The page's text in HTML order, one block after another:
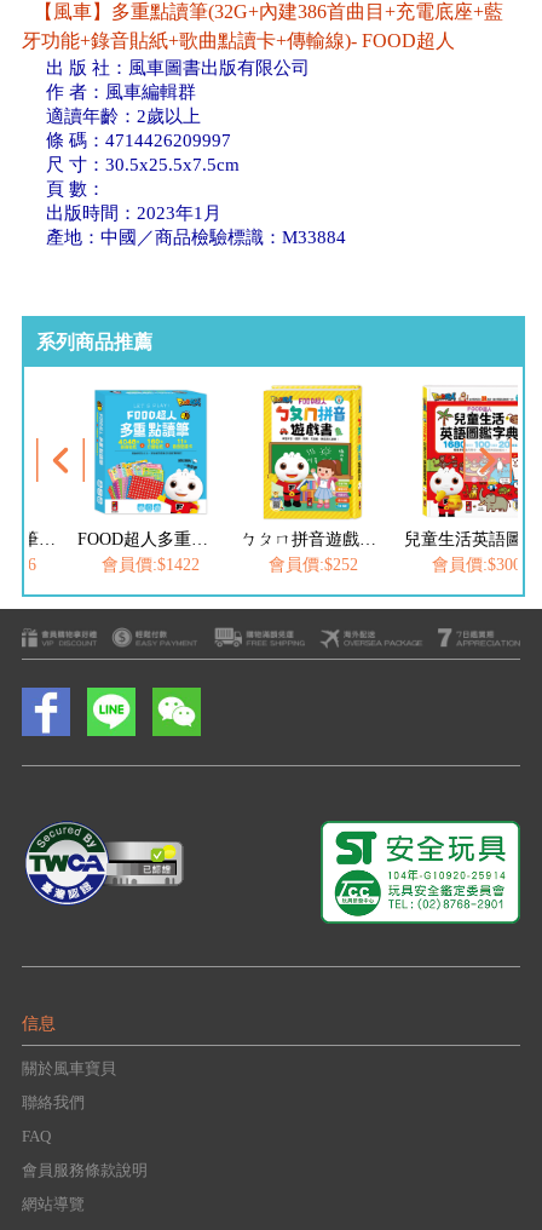
【風車】多重點讀筆(32G+內建386首曲目+充電底座+藍
牙功能+錄音貼紙+歌曲點讀卡+傳輸線)- FOOD超人
出 版 社：風車圖書出版有限公司
作 者：風車編輯群
適讀年齡：2歲以上
條 碼：4714426209997
尺 寸：30.5x25.5x7.5cm
頁 數：
出版時間：2023年1月
產地：中國／商品檢驗標識：M33884
系列商品推薦
FOOD超人多重點讀筆配件（錄音貼紙+歌曲點讀卡）
會員價:$252
會員價:$300
會員價:$379
信息
關於風車寶貝
聯絡我們
FAQ
會員服務條款說明
網站導覽